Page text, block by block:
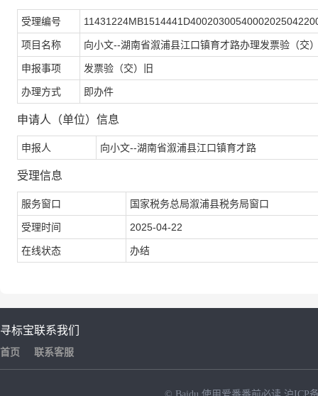
受理编号
项目名称 向小文--湖南省溆浦县江口镇育才路办理发票验（交
申报事项 发票验（交）旧
办理方式 即办件
申请人（单位）信息
申报人 向小文--湖南省溆浦县江口镇育才路
受理信息
服务窗口 国家税务总局溆浦县税务局窗口
受理时间 2025-04-22
在线状态 办结
寻标宝
首页
联系我们
联系客服